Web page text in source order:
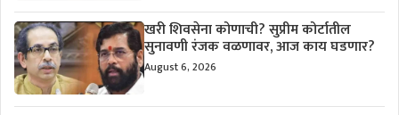
खरी शिवसेना कोणाची? सुप्रीम कोर्टातील
सुनावणी रंजक वळणावर, आज काय घडणार?
August 6, 2026